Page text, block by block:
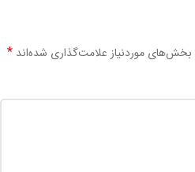
بخش‌های موردنیاز علامت‌گذاری شده‌اند *